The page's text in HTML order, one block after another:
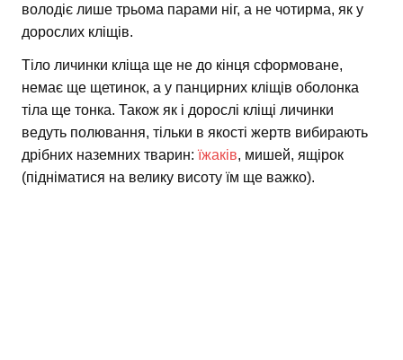
володіє лише трьома парами ніг, а не чотирма, як у
дорослих кліщів.
Тіло личинки кліща ще не до кінця сформоване,
немає ще щетинок, а у панцирних кліщів оболонка
тіла ще тонка. Також як і дорослі кліщі личинки
ведуть полювання, тільки в якості жертв вибирають
дрібних наземних тварин: їжаків, мишей, ящірок
(підніматися на велику висоту їм ще важко).